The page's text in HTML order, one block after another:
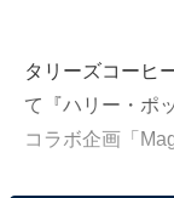
タリーズコーヒ
て『ハリー・ポ
コラボ企画「